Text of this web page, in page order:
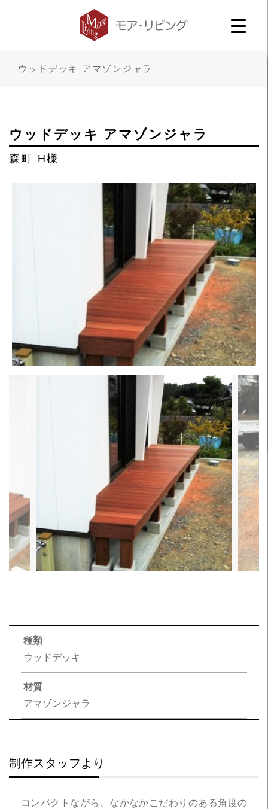
ウッドデッキ アマゾンジャラ
ウッドデッキ アマゾンジャラ
森町 H様
種類
ウッドデッキ
材質
アマゾンジャラ
制作スタッフより
コンパクトながら、なかなかこだわりのある角度の